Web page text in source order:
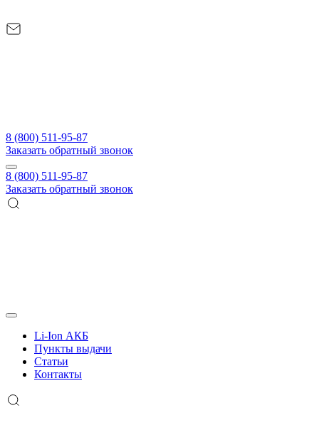
8 (800) 511-95-87
Заказать обратный звонок
8 (800) 511-95-87
Заказать обратный звонок
Li-Ion АКБ
Пункты выдачи
Статьи
Контакты